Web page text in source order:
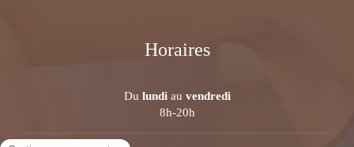
Horaires
Du lundiau vendredi
8h-20h